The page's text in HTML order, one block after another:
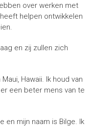
over werken met
helpen ontwikkelen
en zij zullen zich
Hawaii. Ik houd van
een beter mens van te
en mijn naam is Bilge. Ik